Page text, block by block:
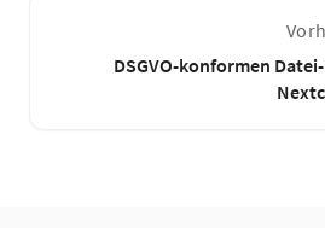
DSGVO-konformen